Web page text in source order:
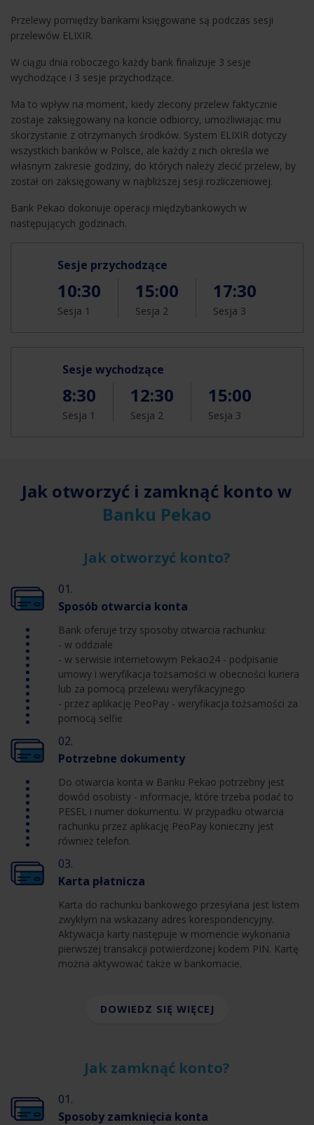
Przelewy pomiędzy bankami księgowane są podczas sesji
przelewów ELIXIR.
W ciągu dnia roboczego każdy bank finalizuje 3 sesje
wychodzące i 3 sesje przychodzące.
Ma to wpływ na moment, kiedy zlecony przelew faktycznie
zostaje zaksięgowany na koncie odbiorcy, umożliwiając mu
skorzystanie z otrzymanych środków. System ELIXIR dotyczy
wszystkich banków w Polsce, ale każdy z nich określa we
własnym zakresie godziny, do których należy zlecić przelew, by
został on zaksięgowany w najbliższej sesji rozliczeniowej.
Bank Pekao dokonuje operacji międzybankowych w
następujących godzinach.
Sesje przychodzące
10:30
Sesja 1
15:00
Sesja 2
17:30
Sesja 3
Sesje wychodzące
8:30
Sesja 1
12:30
Sesja 2
15:00
Sesja 3
Jak otworzyć i zamknąć konto w
Banku Pekao
Jak otworzyć konto?
01.
Sposób otwarcia konta
Bank oferuje trzy sposoby otwarcia rachunku:
- w oddziale
- w serwisie internetowym Pekao24 - podpisanie
umowy i weryfikacja tożsamości w obecności kuriera
lub za pomocą przelewu weryfikacyjnego
- przez aplikację PeoPay - weryfikacja tożsamości za
pomocą selfie
02.
Potrzebne dokumenty
Do otwarcia konta w Banku Pekao potrzebny jest
dowód osobisty - informacje, które trzeba podać to
PESEL i numer dokumentu. W przypadku otwarcia
rachunku przez aplikację PeoPay konieczny jest
również telefon.
03.
Karta płatnicza
Karta do rachunku bankowego przesyłana jest listem
zwykłym na wskazany adres korespondencyjny.
Aktywacja karty następuje w momencie wykonania
pierwszej transakcji potwierdzonej kodem PIN. Kartę
można aktywować także w bankomacie.
DOWIEDZ SIĘ WIĘCEJ
Jak zamknąć konto?
01.
Sposoby zamknięcia konta